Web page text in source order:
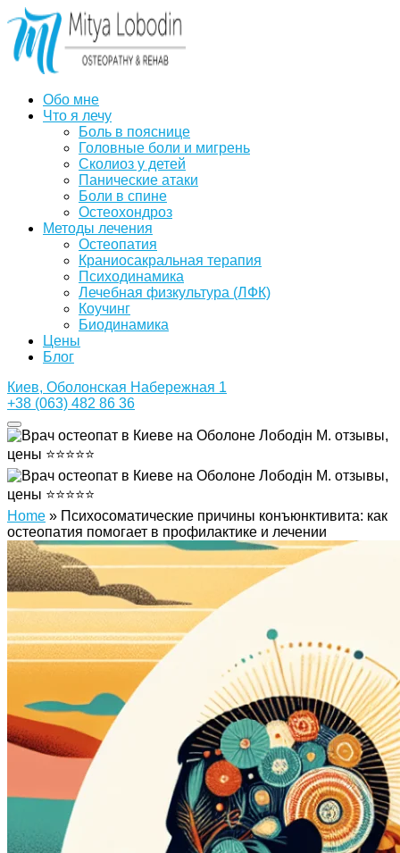
Обо мне
Что я лечу
Боль в пояснице
Головные боли и мигрень
Сколиоз у детей
Панические атаки
Боли в спине
Остеохондроз
Методы лечения
Остеопатия
Краниосакральная терапия
Психодинамика
Лечебная физкультура (ЛФК)
Коучинг
Биодинамика
Цены
Блог
Киев, Оболонская Набережная 1
+38 (063) 482 86 36
Home » Психосоматические причины конъюнктивита: как
остеопатия помогает в профилактике и лечении